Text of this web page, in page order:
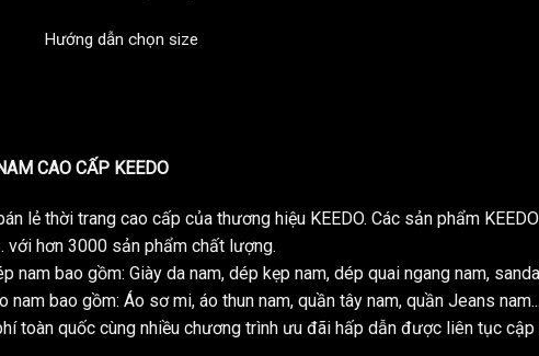
Hướng dẫn chọn size
CAO CẤP KEEDO
lẻ thời trang cao cấp của thương hiệu KEEDO. Các sản phẩm
với hơn 3000 sản phẩm chất lượng.
nam bao gồm: Giày da nam, dép kẹp nam, dép quai ngang nam,
nam bao gồm: Áo sơ mi, áo thun nam, quần tây nam, quần Jeans
toàn quốc cùng nhiều chương trình ưu đãi hấp dẫn được liên tục